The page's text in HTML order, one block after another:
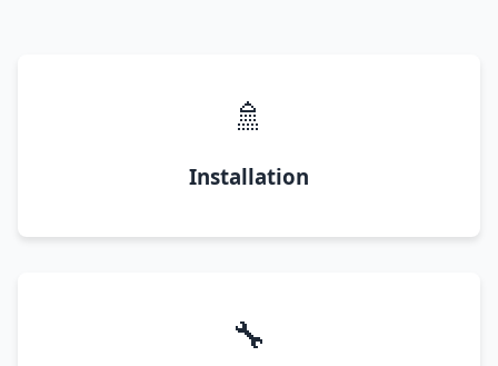
🚿
Installation
🔧